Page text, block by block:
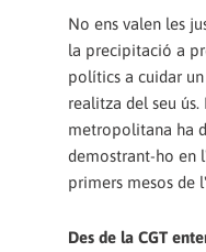
No ens valen les
la precipitació a
polítics a cuidar
realitza del seu
metropolitana ha
demostrant-ho en
primers mesos de
Des de la CGT